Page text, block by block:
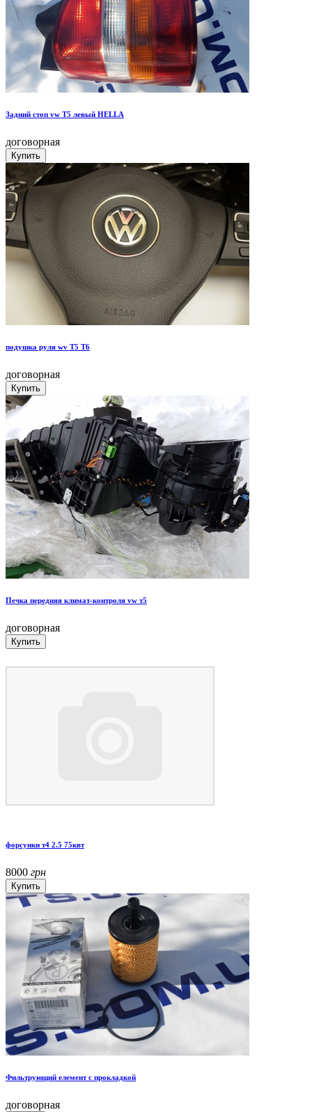
Задний стоп vw T5 левый HELLA
договорная
подушка руля wv T5 T6
договорная
Печка передняя климат-контроля vw т5
договорная
форсунки т4 2.5 75квт
8000 грн
Фильтрующий елемент с прокладкой
договорная